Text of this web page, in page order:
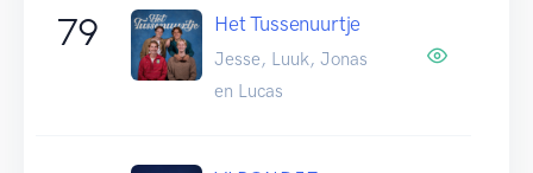
79 Het Tussenuurtje
Jesse, Luuk, Jonas
en Lucas